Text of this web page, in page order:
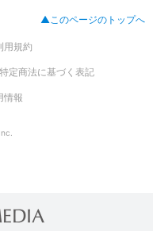
▲このページのトップへ
用規約
特定商法に基づく表記
情報